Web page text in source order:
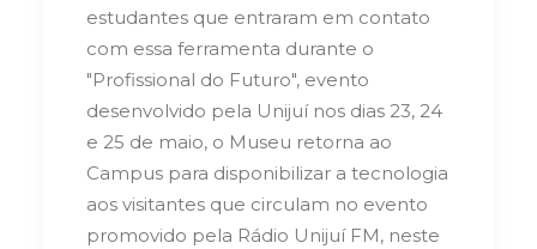
estudantes que entraram em contato
com essa ferramenta durante o
"Profissional do Futuro", evento
desenvolvido pela Unijuí nos dias 23, 24
e 25 de maio, o Museu retorna ao
Campus para disponibilizar a tecnologia
aos visitantes que circulam no evento
promovido pela Rádio Unijuí FM, neste